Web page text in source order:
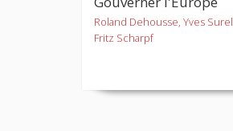
Roland Dehousse, Yves Surel
Fritz Scharpf